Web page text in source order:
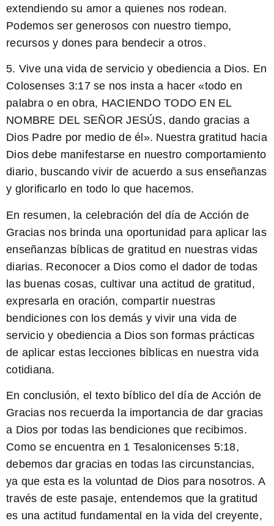
extendiendo su amor a quienes nos rodean.
Podemos ser generosos con nuestro tiempo,
recursos y dones para bendecir a otros.
5. Vive una vida de servicio y obediencia a Dios. En
Colosenses 3:17se nos insta a hacer «todo en
palabra o en obra, HACIENDO TODO EN EL
NOMBRE DEL SEÑOR JESÚS, dando gracias a
Dios Padre por medio de él». Nuestra gratitud hacia
Dios debe manifestarse en nuestro comportamiento
diario, buscando vivir de acuerdo a sus enseñanzas
y glorificarlo en todo lo que hacemos.
En resumen, la celebración del día de Acción de
Gracias nos brinda una oportunidad para aplicar las
enseñanzas bíblicas de gratitud en nuestras vidas
diarias. Reconocer a Dios como el dador de todas
las buenas cosas, cultivar una actitud de gratitud,
expresarla en oración, compartir nuestras
bendiciones con los demás y vivir una vida de
servicio y obediencia a Dios son formas prácticas
de aplicar estas lecciones bíblicas en nuestra vida
cotidiana.
En conclusión, el texto bíblico del día de Acción de
Gracias nos recuerda la importancia de dar gracias
a Dios por todas las bendiciones que recibimos.
Como se encuentra en 1 Tesalonicenses 5:18,
debemos dar gracias en todas las circunstancias,
ya que esta es la voluntad de Dios para nosotros. A
través de este pasaje, entendemos que la gratitud
es una actitud fundamental en la vida del creyente,